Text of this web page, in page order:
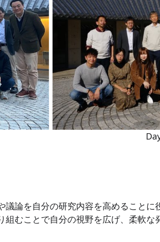
の参
論を自分の研究内容を高めることに
むことで自分の視野を広げ、柔軟な